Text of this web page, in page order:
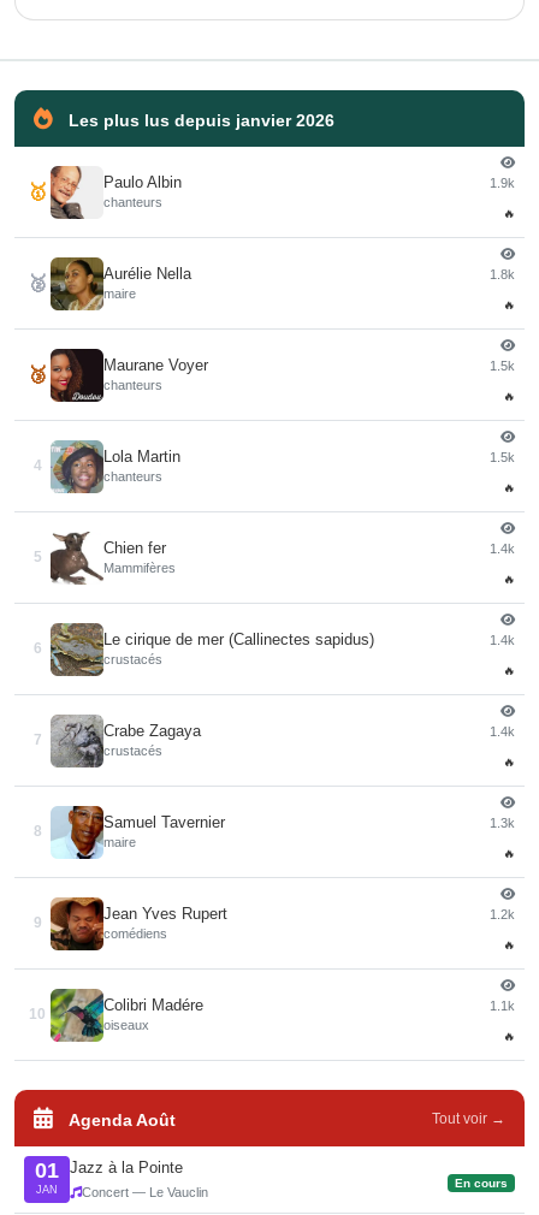
Les plus lus depuis janvier 2026
🥇 Paulo Albin
chanteurs
1.9k
🔥
🥈 Aurélie Nella
maire
1.8k
🔥
🥉 Maurane Voyer
chanteurs
1.5k
🔥
4
Lola Martin
chanteurs
1.5k
🔥
5
Chien fer
Mammifères
1.4k
🔥
6
Le cirique de mer (Callinectes sapidus)
crustacés
1.4k
🔥
7
Crabe Zagaya
crustacés
1.4k
🔥
8
Samuel Tavernier
maire
1.3k
🔥
9
Jean Yves Rupert
comédiens
1.2k
🔥
10
Colibri Madére
oiseaux
1.1k
🔥
Agenda Août Tout voir →
01
JAN
Jazz à la Pointe
Concert — Le Vauclin
En cours